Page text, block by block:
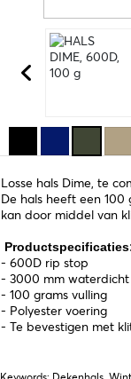
Losse hals Dime, te
De hals heeft een 100
kan door middel van
- 600D rip stop
- 3000 mm
- 100 grams vulling
- Polyester voering
- Te bevestigen met